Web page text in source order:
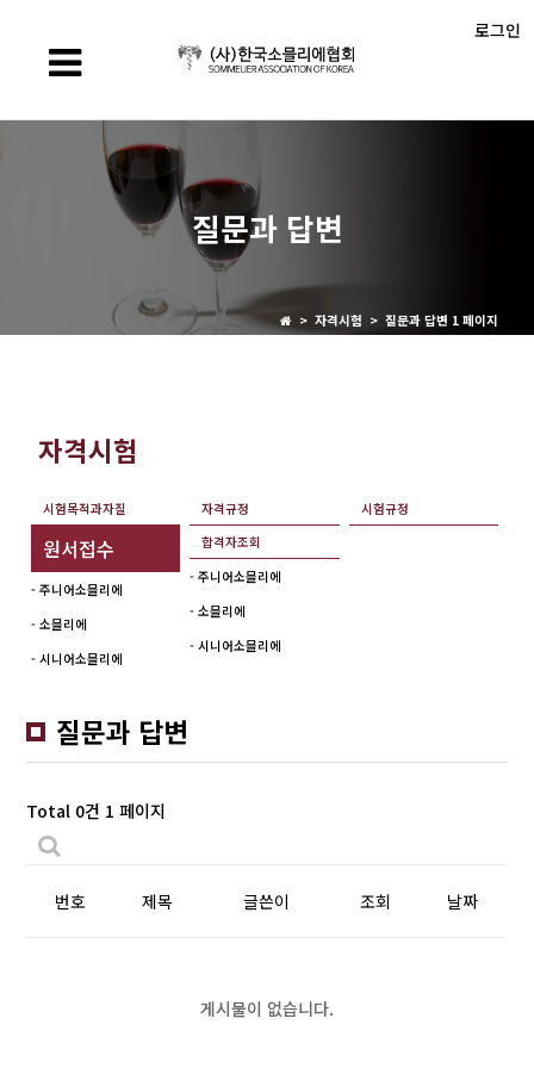
로그인
질문과 답변
> 자격시험 > 질문과 답변 1 페이지
자격시험
시험목적과자질 자격규정 시험규정
원서접수
- 주니어소믈리에
- 소믈리에
- 시니어소믈리에
합격자조회
- 주니어소믈리에
- 소믈리에
- 시니어소믈리에
질문과 답변
Total 0건 1 페이지
번호 제목 글쓴이 조회 날짜
게시물이 없습니다.